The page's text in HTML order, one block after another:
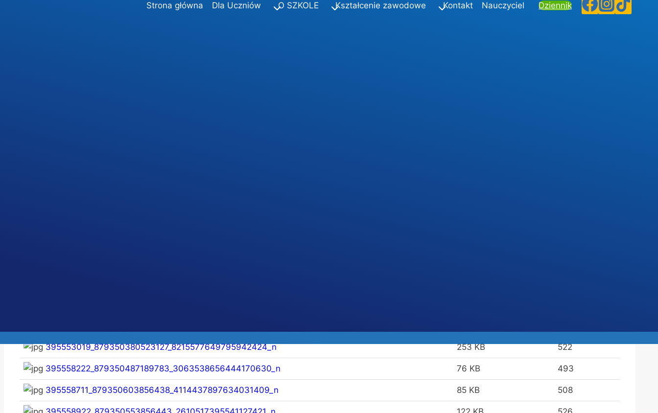
Strona główna Dla Uczniów O SZKOLE Kształcenie zawodowe Kontakt Nauczyciel Dziennik
395553019_879350380523127_8215577649795942424_n 253 KB 522
395558222_879350487189783_3063538656444170630_n 76 KB 493
395558711_879350603856438_4114437897634031409_n 85 KB 508